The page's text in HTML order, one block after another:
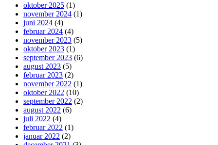
oktober 2025 (1)
november 2024 (1)
juni 2024 (4)
februar 2024 (4)
november 2023 (5)
oktober 2023 (1)
september 2023 (6)
august 2023 (5)
februar 2023 (2)
november 2022 (1)
oktober 2022 (10)
september 2022 (2)
august 2022 (6)
juli 2022 (4)
februar 2022 (1)
januar 2022 (2)